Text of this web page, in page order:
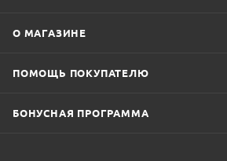
О МАГАЗИНЕ
ПОМОЩЬ ПОКУПАТЕЛЮ
БОНУСНАЯ ПРОГРАММА